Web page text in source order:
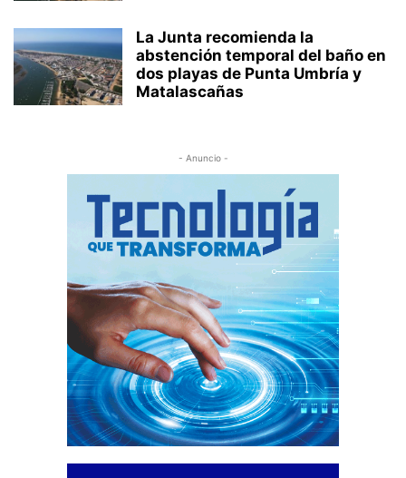
La Junta recomienda la
abstención temporal del baño en
dos playas de Punta Umbría y
Matalascañas
- Anuncio -